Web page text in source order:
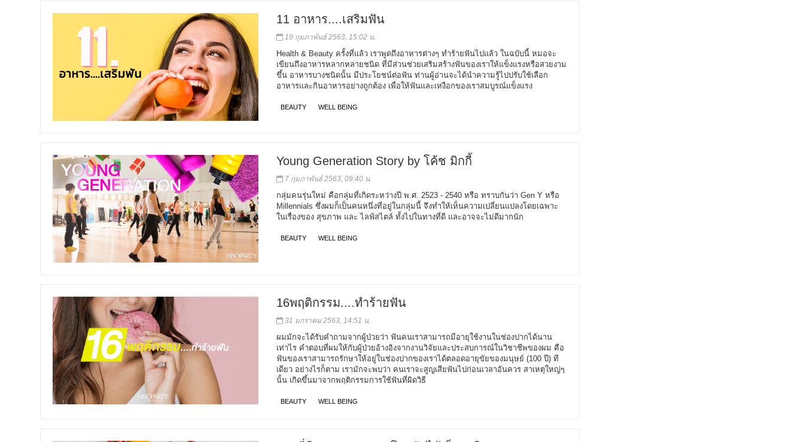
11 อาหาร....เสริมฟัน
19 กุมภาพันธ์ 2563, 15:02 น.
Health & Beauty ครั้งที่แล้ว เราพูดถึงอาหารต่างๆ ทำร้ายฟันไปแล้ว ในฉบับนี้ หมอจะ
เขียนถึงอาหารหลากหลายชนิด ที่มีส่วนช่วยเสริมสร้างฟันของเราให้แข็งแรงหรือสวยงาม
ขึ้น อาหารบางชนิดนั้น มีประโยชน์ต่อฟัน ท่านผู้อ่านจะได้นำความรู้ไปปรับใช้เลือก
อาหารและกินอาหารอย่างถูกต้อง เพื่อให้ฟันและเหงือกของเราสมบูรณ์แข็งแรง
BEAUTY WELL BEING
Young Generation Story by โค้ช มิกกี้
7 กุมภาพันธ์ 2563, 09:40 น.
กลุ่มคนรุ่นใหม่ คือกลุ่มที่เกิดระหว่างปี พ.ศ. 2523 - 2540 หรือ ทราบกันว่า Gen Y หรือ
Millennials ซึ่งผมก็เป็นคนหนึ่งที่อยู่ในกลุ่มนี้ จึงทำให้เห็นความเปลี่ยนแปลงโดยเฉพาะ
ในเรื่องของ สุขภาพ และ ไลฟ์สไตล์ ทั้งไปในทางที่ดี และอาจจะไม่ดีมากนัก
BEAUTY WELL BEING
16พฤติกรรม....ทำร้ายฟัน
31 มกราคม 2563, 14:51 น.
ผมมักจะได้รับคำถามจากผู้ป่วยว่า ฟันคนเราสามารถมีอายุใช้งานในช่องปากได้นาน
เท่าไร คำตอบที่ผมให้กับผู้ป่วยอ้างอิงจากงานวิจัยและประสบการณ์ในวิชาชีพของผม คือ
ฟันของเราสามารถรักษาให้อยู่ในช่องปากของเราได้ตลอดอายุขัยของมนุษย์ (100 ปี) ที
เดียว อย่างไรก็ตาม เรามักจะพบว่า คนเราจะสูญเสียฟันไปก่อนเวลาอันควร สาเหตุใหญ่ๆ
นั้น เกิดขึ้นมาจากพฤติกรรมการใช้ฟันที่ผิดวิธี
BEAUTY WELL BEING